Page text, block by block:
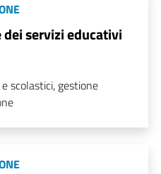
servizi educativi
scolastici, gestione